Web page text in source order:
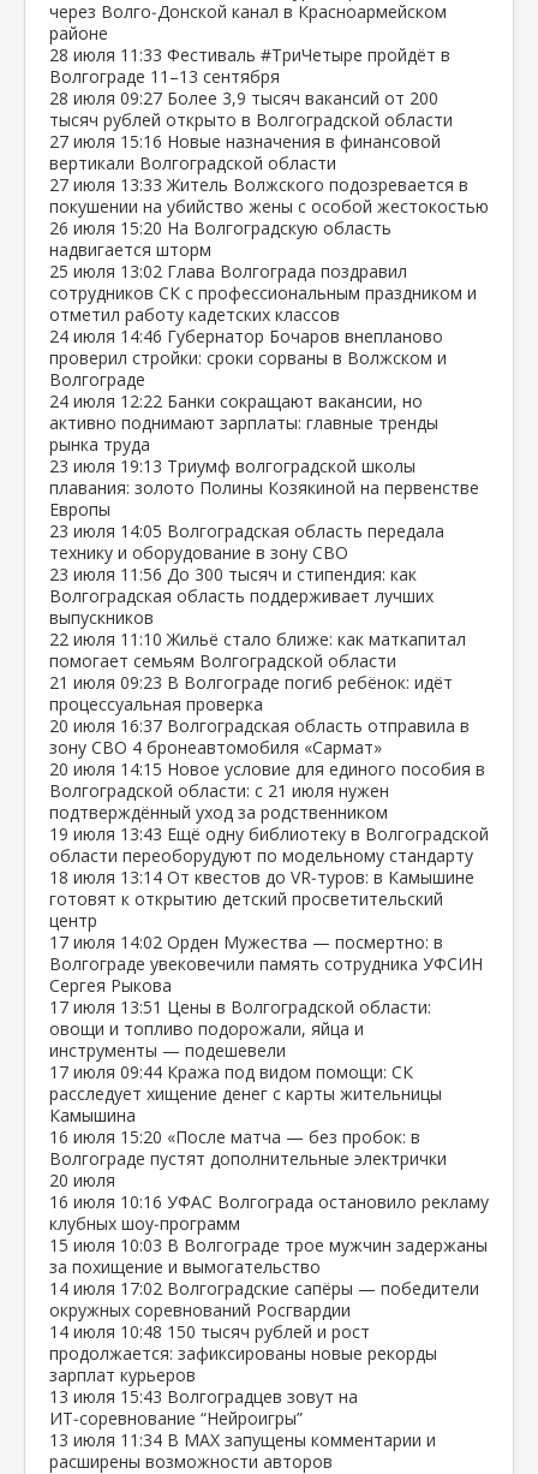
через Волго‑Донской канал в Красноармейском
районе
28 июля 11:33 Фестиваль #ТриЧетыре пройдёт в
Волгограде 11–13 сентября
28 июля 09:27 Более 3,9 тысяч вакансий от 200
тысяч рублей открыто в Волгоградской области
27 июля 15:16 Новые назначения в финансовой
вертикали Волгоградской области
27 июля 13:33 Житель Волжского подозревается в
покушении на убийство жены с особой жестокостью
26 июля 15:20 На Волгоградскую область
надвигается шторм
25 июля 13:02 Глава Волгограда поздравил
сотрудников СК с профессиональным праздником и
отметил работу кадетских классов
24 июля 14:46 Губернатор Бочаров внепланово
проверил стройки: сроки сорваны в Волжском и
Волгограде
24 июля 12:22 Банки сокращают вакансии, но
активно поднимают зарплаты: главные тренды
рынка труда
23 июля 19:13 Триумф волгоградской школы
плавания: золото Полины Козякиной на первенстве
Европы
23 июля 14:05 Волгоградская область передала
технику и оборудование в зону СВО
23 июля 11:56 До 300 тысяч и стипендия: как
Волгоградская область поддерживает лучших
выпускников
22 июля 11:10 Жильё стало ближе: как маткапитал
помогает семьям Волгоградской области
21 июля 09:23 В Волгограде погиб ребёнок: идёт
процессуальная проверка
20 июля 16:37 Волгоградская область отправила в
зону СВО 4 бронеавтомобиля «Сармат»
20 июля 14:15 Новое условие для единого пособия в
Волгоградской области: с 21 июля нужен
подтверждённый уход за родственником
19 июля 13:43 Ещё одну библиотеку в Волгоградской
области переоборудуют по модельному стандарту
18 июля 13:14 От квестов до VR‑туров: в Камышине
готовят к открытию детский просветительский
центр
17 июля 14:02 Орден Мужества — посмертно: в
Волгограде увековечили память сотрудника УФСИН
Сергея Рыкова
17 июля 13:51 Цены в Волгоградской области:
овощи и топливо подорожали, яйца и
инструменты — подешевели
17 июля 09:44 Кража под видом помощи: СК
расследует хищение денег с карты жительницы
Камышина
16 июля 15:20 «После матча — без пробок: в
Волгограде пустят дополнительные электрички
20 июля
16 июля 10:16 УФАС Волгограда остановило рекламу
клубных шоу‑программ
15 июля 10:03 В Волгограде трое мужчин задержаны
за похищение и вымогательство
14 июля 17:02 Волгоградские сапёры — победители
окружных соревнований Росгвардии
14 июля 10:48 150 тысяч рублей и рост
продолжается: зафиксированы новые рекорды
зарплат курьеров
13 июля 15:43 Волгоградцев зовут на
ИТ‑соревнование “Нейроигры”
13 июля 11:34 В МАХ запущены комментарии и
расширены возможности авторов